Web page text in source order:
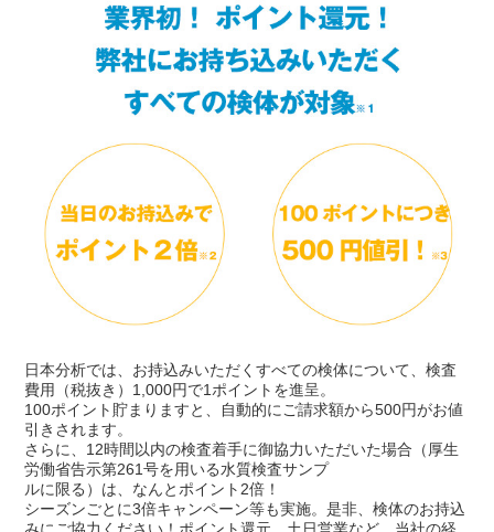
日本分析では、お持込みいただくすべての検体について、検査
費用（税抜き）1,000円で1ポイントを進呈。
100ポイント貯まりますと、自動的にご請求額から500円がお値
引きされます。
さらに、12時間以内の検査着手に御協力いただいた場合（厚生
労働省告示第261号を用いる水質検査サンプ
ルに限る）は、なんとポイント2倍！
シーズンごとに3倍キャンペーン等も実施。是非、検体のお持込
みにご協力ください！ポイント還元、土日営業など、当社の経